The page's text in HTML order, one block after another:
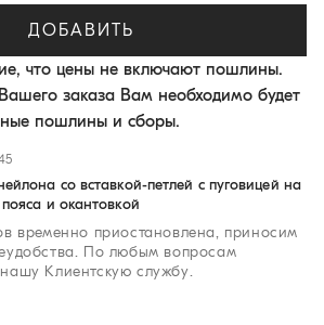
ДОБАВИТЬ
что цены не включают пошлины.
заказа Вам необходимо будет
пошлины и сборы.
со вставкой-петлей с пуговицей на
и окантовкой
временно приостановлена, приносим
По любым вопросам
Клиентскую службу.